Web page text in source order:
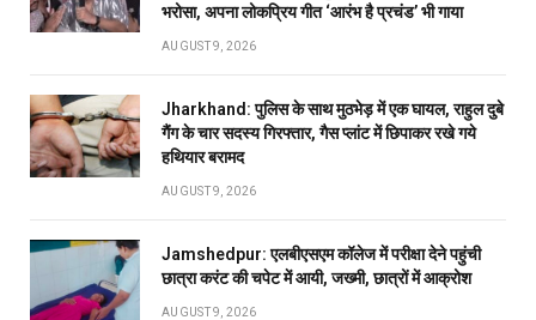
भरोसा, अपना लोकप्रिय गीत ‘आरंभ है प्रचंड’ भी गाया
AUGUST 9, 2026
Jharkhand: पुलिस के साथ मुठभेड़ में एक घायल, राहुल दुबे
गैंग के चार सदस्य गिरफ्तार, गैस प्लांट में छिपाकर रखे गये
हथियार बरामद
AUGUST 9, 2026
Jamshedpur: एलबीएसएम कॉलेज में परीक्षा देने पहुंची
छात्रा करंट की चपेट में आयी, जख्मी, छात्रों में आक्रोश
AUGUST 9, 2026